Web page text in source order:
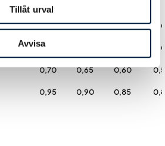
Tillåt urval
Avvisa
0,00 0,00 0,00
0,00
0,70 0,65 0,60
0,95 0,90 0,85